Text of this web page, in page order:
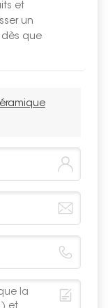
et
un
dès que